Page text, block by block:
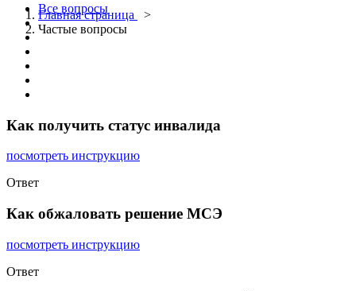
Главная страница
>
Частые вопросы
Все вопросы
Как получить статус инвалида
посмотреть инструкцию
Ответ
Как обжаловать решение МСЭ
посмотреть инструкцию
Ответ